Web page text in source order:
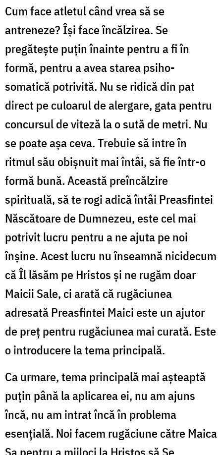
Cum face atletul când vrea să se
antreneze? Îşi face încălzirea. Se
pregăteşte puţin înainte pentru a fi în
formă, pentru a avea starea psiho-
somatică potrivită. Nu se ridică din pat
direct pe culoarul de alergare, gata pentru
concursul de viteză la o sută de metri. Nu
se poate aşa ceva. Trebuie să intre în
ritmul său obişnuit mai întâi, să fie într-o
formă bună. Această preîncălzire
spirituală, să te rogi adică întâi Preasfintei
Născătoare de Dumnezeu, este cel mai
potrivit lucru pentru a ne ajuta pe noi
înşine. Acest lucru nu înseamnă nicidecum
că Îl lăsăm pe Hristos şi ne rugăm doar
Maicii Sale, ci arată că rugăciunea
adresată Preasfintei Maici este un ajutor
de preţ pentru rugăciunea mai curată. Este
o introducere la tema principală.
Ca urmare, tema principală mai aşteaptă
puţin până la aplicarea ei, nu am ajuns
încă, nu am intrat încă în problema
esenţială. Noi facem rugăciune către Maica